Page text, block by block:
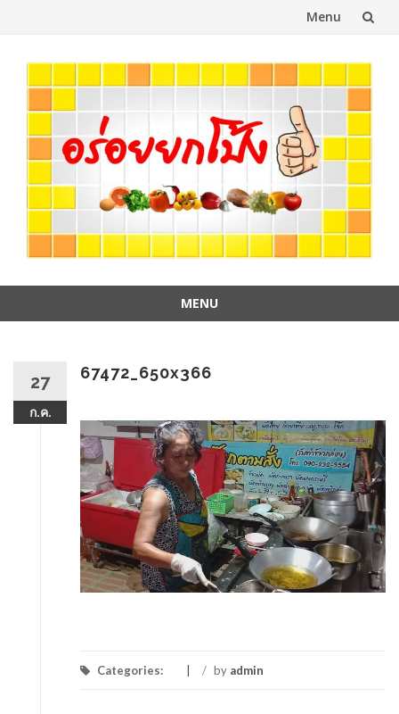
Menu
content
MENU
27
ก.ค.
67472_650x366
Categories: / by admin